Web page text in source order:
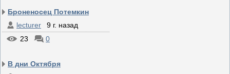
Броненосец Потемкин
lecturer
9 г. назад
23
0
В дни Октября